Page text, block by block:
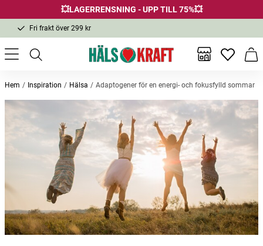
💥LAGERRENSNING - UPP TILL 75%💥
Fri frakt över 299 kr
1-3 dagars leverans
Samma pris i butik & online
Fri frakt över 299 kr
Inga
Hem Inspiration Hälsa Adaptogener för en energi- och fokusfylld sommar